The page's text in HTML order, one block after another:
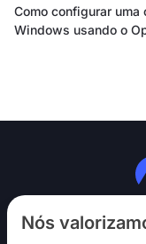
Nós
Como configurar uma
Windows usando o